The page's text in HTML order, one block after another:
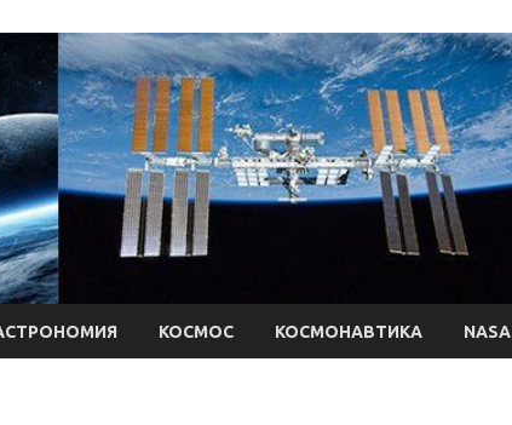
КОСМОС КОСМОНАВТИКА NASA